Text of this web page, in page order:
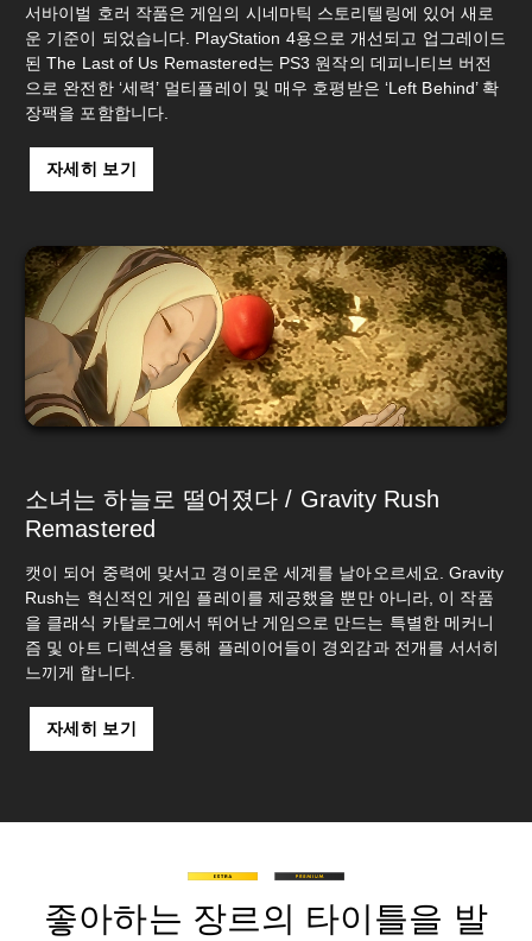
서바이벌 호러 작품은 게임의 시네마틱 스토리텔링에 있어 새로
운 기준이 되었습니다. PlayStation 4용으로 개선되고 업그레이드
된 The Last of Us Remastered는 PS3 원작의 데피니티브 버전
으로 완전한 ‘세력’ 멀티플레이 및 매우 호평받은 ‘Left Behind’ 확
장팩을 포함합니다.
자세히 보기
소녀는 하늘로 떨어졌다 / Gravity Rush
Remastered
캣이 되어 중력에 맞서고 경이로운 세계를 날아오르세요. Gravity
Rush는 혁신적인 게임 플레이를 제공했을 뿐만 아니라, 이 작품
을 클래식 카탈로그에서 뛰어난 게임으로 만드는 특별한 메커니
즘 및 아트 디렉션을 통해 플레이어들이 경외감과 전개를 서서히
느끼게 합니다.
자세히 보기
좋아하는 장르의 타이틀을 발